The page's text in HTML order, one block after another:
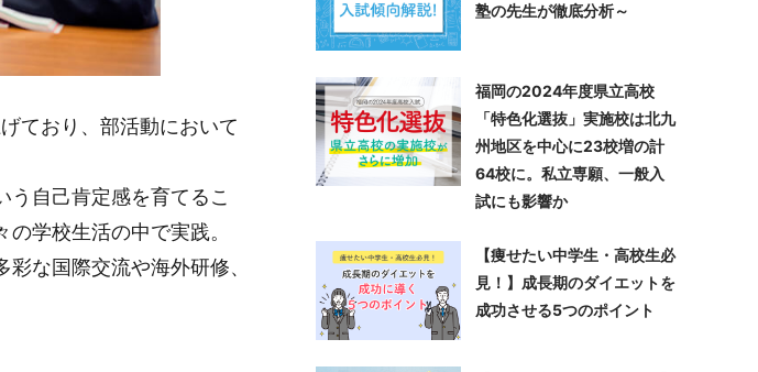
ており、部活動において
自己肯定感を育てるこ
学校生活の中で実践。
な国際交流や海外研修、
塾の先生が徹底分析～
福岡の2024年度県立高校
「特色化選抜」実施校は北九
州地区を中心に23校増の計
64校に。私立専願、一般入
試にも影響か
【痩せたい中学生・高校生必
見！】成長期のダイエットを
成功させる5つのポイント